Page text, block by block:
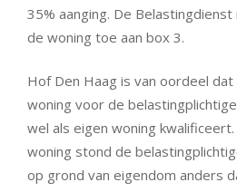
35% aanging. De
de woning toe aan box 3.
Hof Den Haag is van oordeel
woning voor de
wel als eigen woning
woning stond de
op grond van eigendom anders